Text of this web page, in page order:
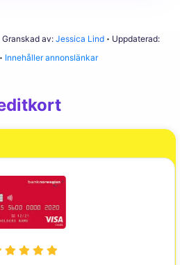
Granskad av: Jessica Lind
Uppdaterad:
Innehåller annonslänkar